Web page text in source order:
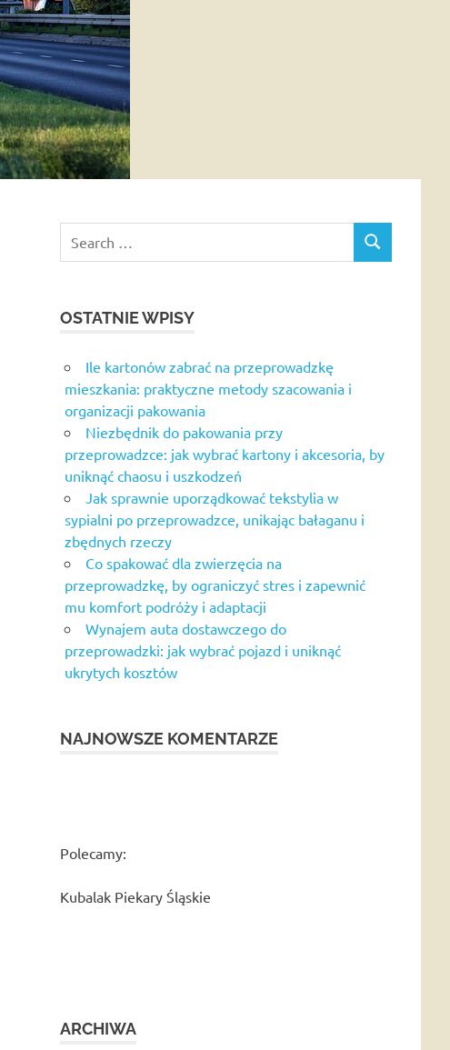
SEARCH
OSTATNIE WPISY
Ile kartonów zabrać na przeprowadzkę
mieszkania: praktyczne metody szacowania i
organizacji pakowania
Niezbędnik do pakowania przy
przeprowadzce: jak wybrać kartony i akcesoria, by
uniknąć chaosu i uszkodzeń
Jak sprawnie uporządkować tekstylia w
sypialni po przeprowadzce, unikając bałaganu i
zbędnych rzeczy
Co spakować dla zwierzęcia na
przeprowadzkę, by ograniczyć stres i zapewnić
mu komfort podróży i adaptacji
Wynajem auta dostawczego do
przeprowadzki: jak wybrać pojazd i uniknąć
ukrytych kosztów
NAJNOWSZE KOMENTARZE
Polecamy:
Kubalak Piekary Śląskie
ARCHIWA